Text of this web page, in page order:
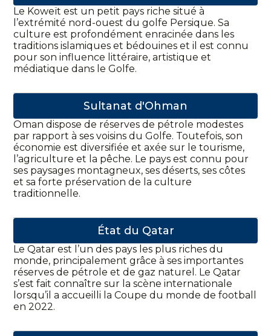
Le Koweït est un petit pays riche situé à
l’extrémité nord-ouest du golfe Persique. Sa
culture est profondément enracinée dans les
traditions islamiques et bédouines et il est connu
pour son influence littéraire, artistique et
médiatique dans le Golfe.
Sultanat d'Ohman
Oman dispose de réserves de pétrole modestes
par rapport à ses voisins du Golfe. Toutefois, son
économie est diversifiée et axée sur le tourisme,
l’agriculture et la pêche. Le pays est connu pour
ses paysages montagneux, ses déserts, ses côtes
et sa forte préservation de la culture
traditionnelle.
État du Qatar
Le Qatar est l’un des pays les plus riches du
monde, principalement grâce à ses importantes
réserves de pétrole et de gaz naturel. Le Qatar
s’est fait connaître sur la scène internationale
lorsqu’il a accueilli la Coupe du monde de football
en 2022.